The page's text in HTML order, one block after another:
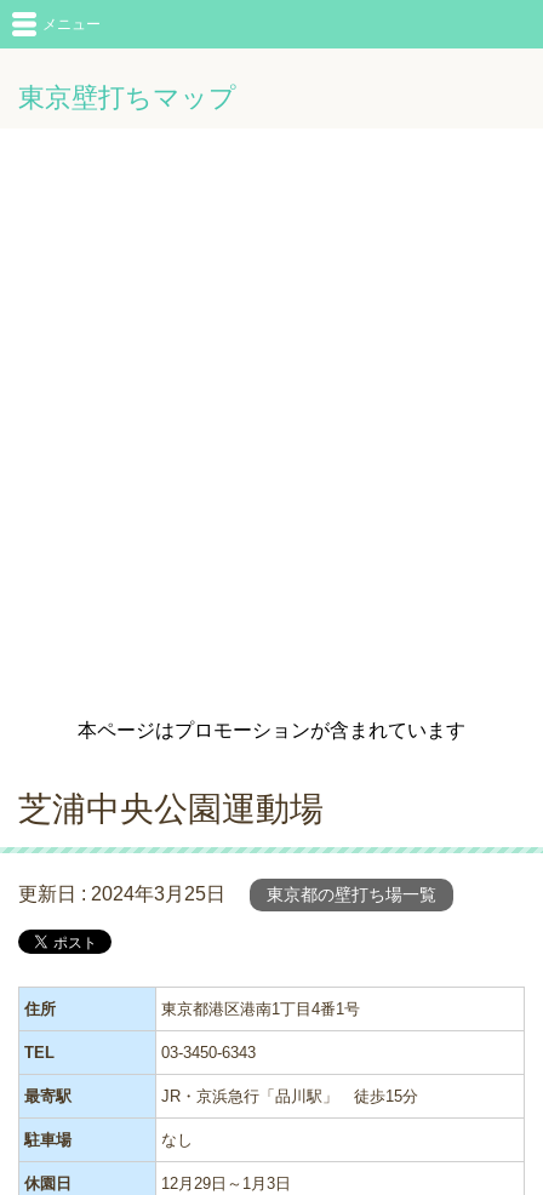
東京壁打ちマップ
メニュー
本ページはプロモーションが含まれています
芝浦中央公園運動場
更新日 : 2024年3月25日 東京都の壁打ち場一覧
住所 東京都港区港南1丁目4番1号
TEL 03-3450-6343
最寄駅 JR・京浜急行「品川駅」 徒歩15分
駐車場 なし
休園日 12月29日～1月3日